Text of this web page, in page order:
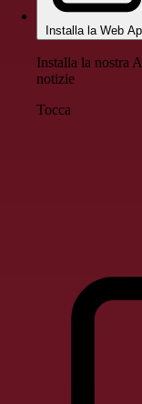
Installa la Web
Installa la nostra
notizie
Tocca